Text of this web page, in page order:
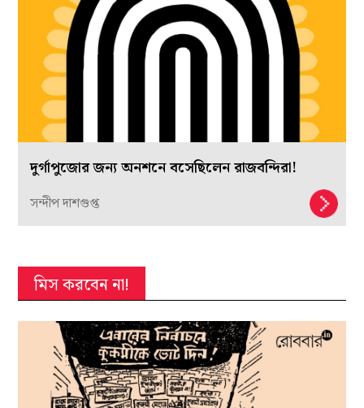
দুর্গাপুজোর জন্য অনশনে বসেছিলেন রাজবন্দিরা!
সন্দীপ দাশগুপ্ত
মিস করবেন না!